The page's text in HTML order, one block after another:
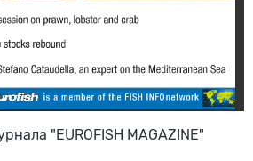
"EUROFISH MAGAZINE"